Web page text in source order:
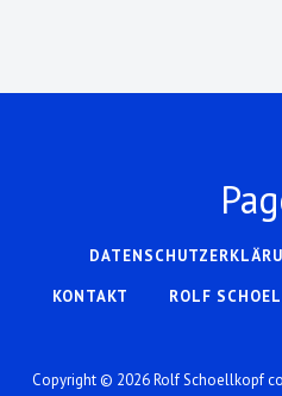
KONTAKT
ROLF
Copyright © 2026Rolf Schoellkopf